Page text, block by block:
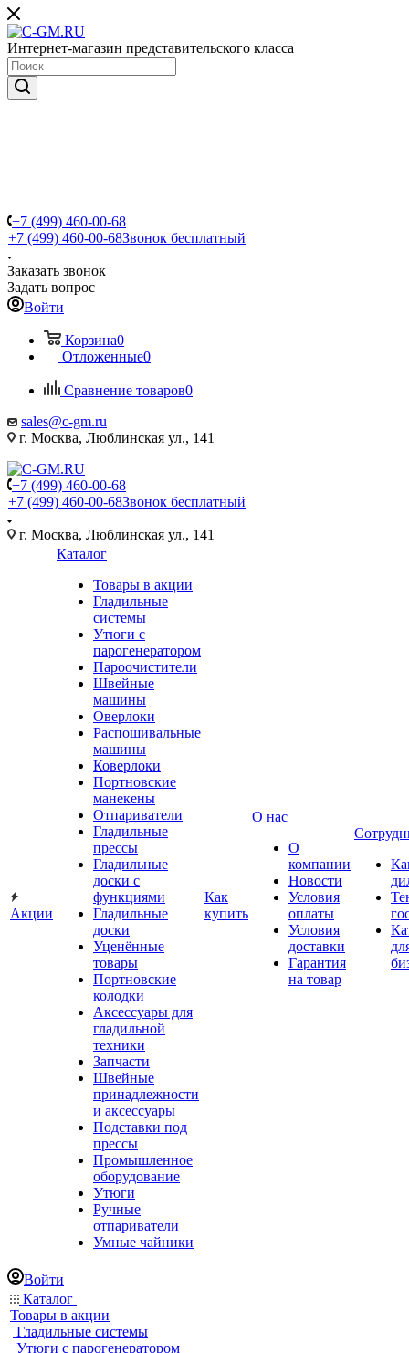
Интернет-магазин представительского класса
+7 (499) 460-00-68
+7 (499) 460-00-68Звонок бесплатный
Заказать звонок
Задать вопрос
Войти
Корзина0
Отложенные0
Сравнение товаров0
sales@c-gm.ru
г. Москва, Люблинская ул., 141
+7 (499) 460-00-68
+7 (499) 460-00-68Звонок бесплатный
г. Москва, Люблинская ул., 141
Акции
Каталог
Товары в акции
Гладильные
системы
Утюги с
парогенератором
Пароочистители
Швейные
машины
Оверлоки
Распошивальные
машины
Коверлоки
Портновские
манекены
Отпариватели
Гладильные
прессы
Гладильные
доски с
функциями
Гладильные
доски
Уценённые
товары
Портновские
колодки
Аксессуары для
гладильной
техники
Запчасти
Швейные
принадлежности
и аксессуары
Подставки под
прессы
Промышленное
оборудование
Утюги
Ручные
отпариватели
Умные чайники
Как
купить
О нас
О
компании
Новости
Условия
оплаты
Условия
доставки
Гарантия
на товар
Войти
Каталог
Товары в акции
Гладильные системы
Утюги с парогенератором